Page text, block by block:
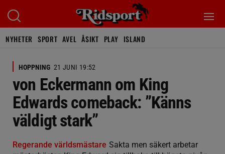
NYHETER SPORT AVEL ÅSIKT PLAY ISLAND
HOPPNING 21 JUNI 19:52
von Eckermann om King
Edwards comeback: ”Känns
väldigt stark”
Regerande världsmästare Sakta men säkert arbetar